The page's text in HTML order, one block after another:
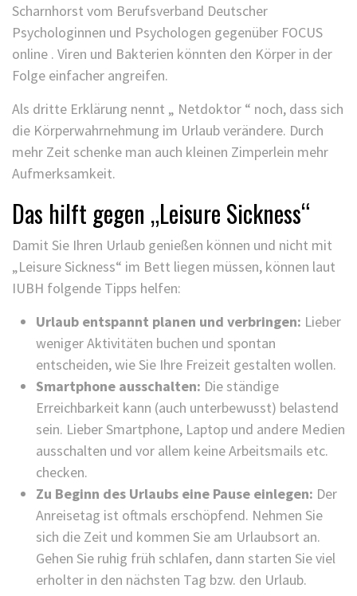
Scharnhorst vom Berufsverband Deutscher
Psychologinnen und Psychologen gegenüber FOCUS
online . Viren und Bakterien könnten den Körper in der
Folge einfacher angreifen.
Als dritte Erklärung nennt „ Netdoktor “ noch, dass sich
die Körperwahrnehmung im Urlaub verändere. Durch
mehr Zeit schenke man auch kleinen Zimperlein mehr
Aufmerksamkeit.
Das hilft gegen „Leisure Sickness“
Damit Sie Ihren Urlaub genießen können und nicht mit
„Leisure Sickness“ im Bett liegen müssen, können laut
IUBH folgende Tipps helfen:
Urlaub entspannt planen und verbringen: Lieber
weniger Aktivitäten buchen und spontan
entscheiden, wie Sie Ihre Freizeit gestalten wollen.
Smartphone ausschalten: Die ständige
Erreichbarkeit kann (auch unterbewusst) belastend
sein. Lieber Smartphone, Laptop und andere Medien
ausschalten und vor allem keine Arbeitsmails etc.
checken.
Zu Beginn des Urlaubs eine Pause einlegen: Der
Anreisetag ist oftmals erschöpfend. Nehmen Sie
sich die Zeit und kommen Sie am Urlaubsort an.
Gehen Sie ruhig früh schlafen, dann starten Sie viel
erholter in den nächsten Tag bzw. den Urlaub.